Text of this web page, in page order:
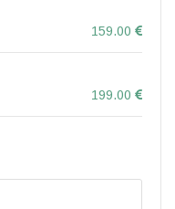
159.00
199.00